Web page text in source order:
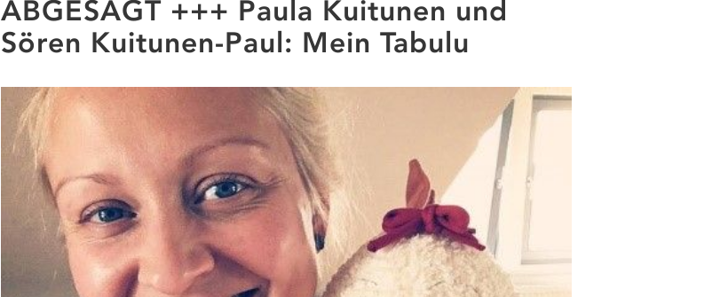
ABGESAGT +++ Paula Kuitunen und
Sören Kuitunen-Paul: Mein Tabulu